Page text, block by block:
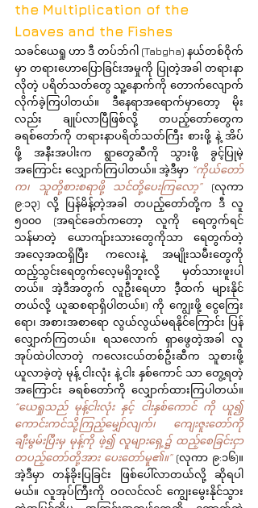
the Multiplication of the
Loaves and the Fishes
သခင်ယေရှု ဟာ ဒီ တပ်ဘ်ဂါ (Tabgha) နယ်တစ်ဝိုက်
မှာ တရားဟောပြောခြင်းအမှုကို ပြုတဲ့အခါ တရားနာ
လိုတဲ့ ပရိတ်သတ်တွေ သူ့နောက်ကို တောက်လျောက်
လိုက်ခဲ့ကြပါတယ်။ ဒီနေရာအရောက်မှာတော့ မိုး
လည်း ချုပ်လာပြီဖြစ်လို့ တပည့်တော်တွေက
ခရစ်တော်ကို တရားနာပရိတ်သတ်ကြီး စားဖို့ နဲ့ အိပ်
ဖို့ အနီးအပါးက ရွာတွေဆီကို သွားဖို့ ခွင့်ပြုမဲ့
အကြောင်း လျှောက်ကြပါတယ်။ အဲ့ဒီမှာ “ကိုယ်တော်
က၊ သူတို့စားစရာဖို့ သင်တို့ပေးကြလော့” (လုကာ
၉:၁၃) လို့ ပြန်မိန့်တဲ့အခါ တပည့်တော်တို့က ဒီ လူ
၅၀၀၀ (အရင်ခေတ်ကတော့ လူကို ရေတွက်ရင်
သန်မာတဲ့ ယောကျ်ားသားတွေကိုသာ ရေတွက်တဲ့
အလေ့အထရှိပြီး ကလေးနဲ့ အမျိုးသမီးတွေကို
ထည့်သွင်းရေတွက်လေ့မရှိဘူးလို့ မှတ်သားဖူးပါ
တယ်။ အဲ့ဒီအတွက် လူဦးရေဟာ ဒီ့ထက် များနိုင်
တယ်လို့ ယူဆစရာရှိပါတယ်။) ကို ကျွေးဖို့ ငွေကြေး
ရော၊ အစားအစာရော လွယ်လွယ်မရနိုင်ကြောင်း ပြန်
လျှောက်ကြတယ်။ ရသလောက် ရှာဖွေတဲ့အခါ လူ
အုပ်ထဲပါလာတဲ့ ကလေးငယ်တစ်ဦးဆီက သူစားဖို့
ယူလာခဲ့တဲ့ မုန့် ငါးလုံး နဲ့ ငါး နှစ်ကောင် သာ တွေ့ရတဲ့
“ယေရှုသည် မုန့်ငါးလုံး နှင့် ငါးနှစ်ကောင် ကို ယူ၍
ကောင်းကင်သို့ကြည့်မျှော်လျက်၊ ကျေးဇူးတော်ကို
ချီးမွမ်းပြီးမှ မုန့်ကို ဖဲ့၍ လူများရှေ့၌ ထည့်စေခြင်းငှာ
တပည့်တော်တို့အား ပေးတော်မူ၏။” (လုကာ ၉:၁၆)။
အဲ့ဒီမှာ တန်ခိုးပြခြင်း ဖြစ်ပေါ်လာတယ်လို့ ဆိုရပါ
မယ်။ လူအုပ်ကြီးကို ဝဝလင်လင် ကျွေးမွေးနိုင်သွား